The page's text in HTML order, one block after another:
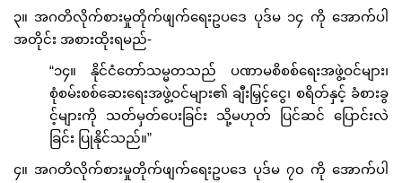
၃။ အဂတိလိုက်စားမှုတိုက်ဖျက်ရေးဥပဒေ ပုဒ်မ ၁၄ ကို အောက်ပါ
အတိုင်း အစားထိုးရမည်-
“၁၄။ နိုင်ငံတော်သမ္မတသည် ပဏာမစိစစ်ရေးအဖွဲ့ဝင်များ၊
စုံစမ်းစစ်ဆေးရေးအဖွဲ့ဝင်များ၏ ချီးမြှင့်ငွေ၊ စရိတ်နှင့် ခံစားခွ
င့်များကို သတ်မှတ်ပေးခြင်း သို့မဟုတ် ပြင်ဆင် ပြောင်းလဲ
ခြင်း ပြုနိုင်သည်။”
၄။ အဂတိလိုက်စားမှုတိုက်ဖျက်ရေးဥပဒေ ပုဒ်မ ၇၀ ကို အောက်ပါ